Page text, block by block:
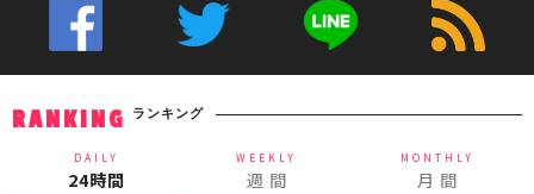
RANKING ランキング
DAILY
24時間
WEEKLY
週 間
MONTHLY
月 間